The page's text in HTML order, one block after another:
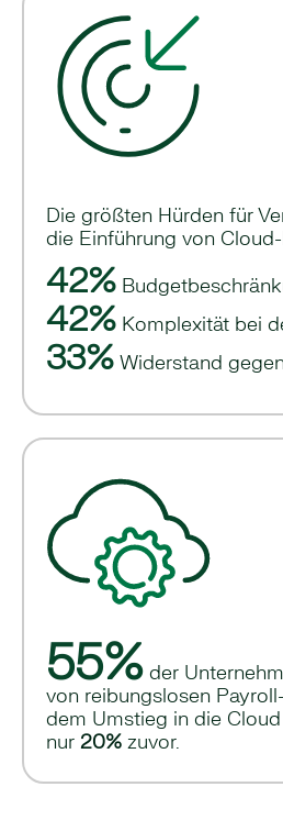
Die größten Hürden für
die Einführung von
42%
42% Komplexität bei
33% Widerstand
55% der
von reibungslosen
dem Umstieg in die
nur 20% zuvor.